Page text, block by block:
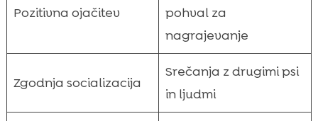
Pozitivna ojačitev
pohval za
nagrajevanje
Zgodnja socializacija
Srečanja z drugimi psi
in ljudmi